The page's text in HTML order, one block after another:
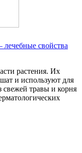
свойства
растения. Их
и используют для
свежей травы и корня